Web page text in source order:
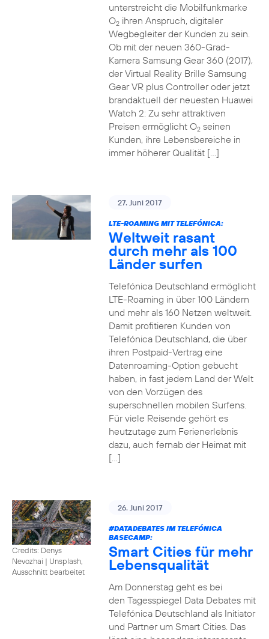
unterstreicht die Mobilfunkmarke
O2ihren Anspruch, digitaler
Wegbegleiter der Kunden zu sein.
Ob mit der neuen 360-Grad-
Kamera Samsung Gear 360 (2017),
der Virtual Reality Brille Samsung
Gear VR plus Controller oder jetzt
brandaktuell der neuesten Huawei
Watch 2: Zu sehr attraktiven
Preisen ermöglicht O2seinen
Kunden, ihre Lebensbereiche in
immer höherer Qualität […]
27. Juni 2017
LTE-ROAMING MIT TELEFÓNICA:
Weltweit rasant
durch mehr als 100
Länder surfen
Telefónica Deutschland ermöglicht
LTE-Roaming in über 100 Ländern
und mehr als 160 Netzen weltweit.
Damit profitieren Kunden von
Telefónica Deutschland, die über
ihren Postpaid-Vertrag eine
Datenroaming-Option gebucht
haben, in fast jedem Land der Welt
von den Vorzügen des
superschnellen mobilen Surfens.
Für viele Reisende gehört es
heutzutage zum Ferienerlebnis
dazu, auch fernab der Heimat mit
[…]
Credits: Denys
Nevozhai | Unsplash,
Ausschnitt bearbeitet
26. Juni 2017
#DATADEBATESIM TELEFÓNICA
BASECAMP:
Smart Cities für mehr
Lebensqualität
Am Donnerstag geht es bei
den Tagesspiegel Data Debates mit
Telefónica Deutschland als Initiator
und Partner um Smart Cities. Das